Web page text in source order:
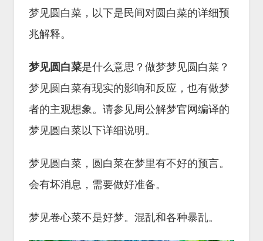
梦见圆白菜，以下是民间对圆白菜的详细预
兆解释。
梦见圆白菜是什么意思？做梦梦见圆白菜？
梦见圆白菜有现实的影响和反应，也有做梦
者的主观想象。请参见周公解梦官网编译的
梦见圆白菜以下详细说明。
梦见圆白菜，圆白菜在梦里有不好的预言。
会有坏消息，需要做好准备。
梦见卷心菜不是好梦。混乱和各种暴乱。